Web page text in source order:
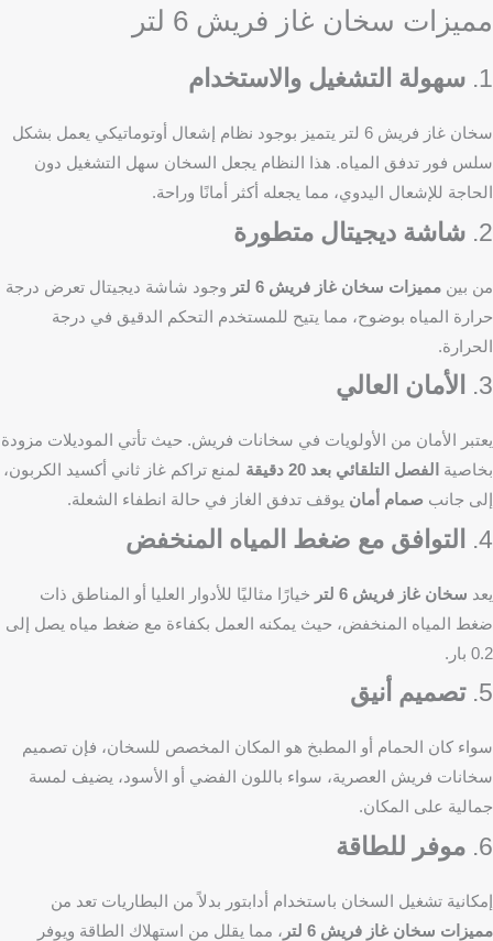
مميزات سخان غاز فريش 6 لتر
1. سهولة التشغيل والاستخدام
سخان غاز فريش 6 لتر يتميز بوجود نظام إشعال أوتوماتيكي يعمل بشكل
سلس فور تدفق المياه. هذا النظام يجعل السخان سهل التشغيل دون
الحاجة للإشعال اليدوي، مما يجعله أكثر أمانًا وراحة.
2. شاشة ديجيتال متطورة
من بين مميزات سخان غاز فريش 6 لتر
وجود شاشة ديجيتال تعرض درجة
حرارة المياه بوضوح، مما يتيح للمستخدم التحكم الدقيق في درجة
الحرارة.
3. الأمان العالي
يعتبر الأمان من الأولويات في سخانات فريش. حيث تأتي الموديلات مزودة
بخاصية الفصل التلقائي بعد 20 دقيقة
لمنع تراكم غاز ثاني أكسيد الكربون،
إلى جانب صمام أمان يوقف تدفق الغاز في حالة انطفاء الشعلة.
4. التوافق مع ضغط المياه المنخفض
يعد سخان غاز فريش 6 لتر
خيارًا مثاليًا للأدوار العليا أو المناطق ذات
ضغط المياه المنخفض، حيث يمكنه العمل بكفاءة مع ضغط مياه يصل إلى
0.2 بار.
5. تصميم أنيق
سواء كان الحمام أو المطبخ هو المكان المخصص للسخان، فإن تصميم
سخانات فريش العصرية، سواء باللون الفضي أو الأسود، يضيف لمسة
جمالية على المكان.
6. موفر للطاقة
إمكانية تشغيل السخان باستخدام أدابتور بدلاً من البطاريات تعد من
مميزات سخان غاز فريش 6 لتر
، مما يقلل من استهلاك الطاقة ويوفر